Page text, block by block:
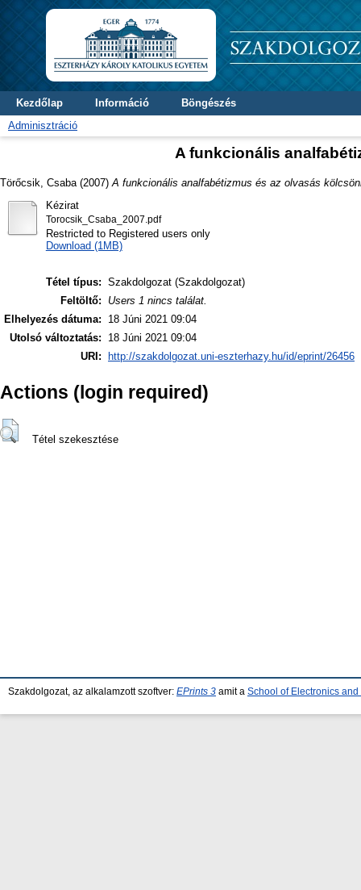
Kezdőlap Információ
Böngészés
Adminisztráció
A funkcionális
Törőcsik, Csaba (2007) A funkcionális analfabétizmus és az olvasás
Kézirat
Torocsik_Csaba_2007.pdf
Restricted to Registered users only
Download (1MB)
Tétel típus: Szakdolgozat (Szakdolgozat)
Feltöltő:
Users 1 nincs találat.
Elhelyezés dátuma:
18 Júni 2021 09:04
Utolsó változtatás:
18 Júni 2021 09:04
URI:
http://szakdolgozat.uni-eszterhazy.hu/id/eprint/26456
Actions (login required)
Tétel szekesztése
Szakdolgozat, az alkalamzott szoftver: EPrints 3 amit a School of Electronics